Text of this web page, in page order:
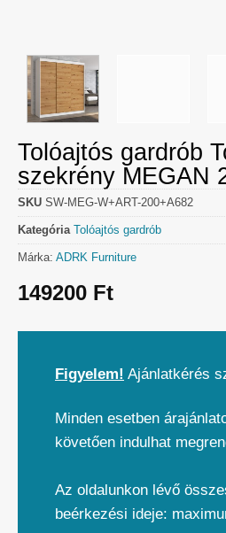
Tolóajtós gardrób
szekrény MEGAN
SKU SW-MEG-W+ART-200+A682
Kategória Tolóajtós gardrób
Márka: ADRK Furniture
149200 Ft
Figyelem! Ajánlatkérés
Minden esetben
követően indulhat
Az oldalunkon lévő
beérkezési ideje: